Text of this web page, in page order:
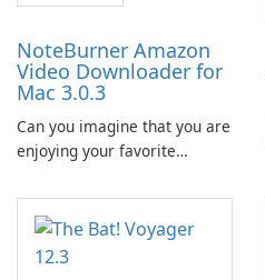
NoteBurner Amazon
Video Downloader for
Mac 3.0.3
Can you imagine that you are
enjoying your favorite
lying on the beach, camping
in the woods or even during
your long commute to work